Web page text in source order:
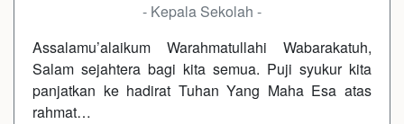
- Kepala Sekolah -
Assalamu’alaikum Warahmatullahi Wabarakatuh,
Salam sejahtera bagi kita semua. Puji syukur kita
panjatkan ke hadirat Tuhan Yang Maha Esa atas
rahmat…